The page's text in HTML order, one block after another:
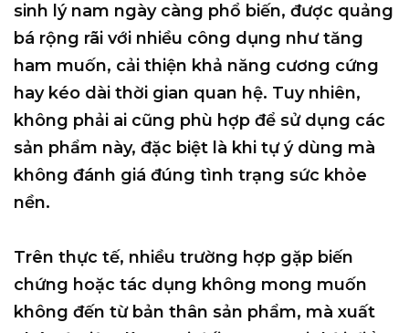
sinh lý nam ngày càng phổ biến, được quảng
bá rộng rãi với nhiều công dụng như tăng
ham muốn, cải thiện khả năng cương cứng
hay kéo dài thời gian quan hệ. Tuy nhiên,
không phải ai cũng phù hợp để sử dụng các
sản phẩm này, đặc biệt là khi tự ý dùng mà
không đánh giá đúng tình trạng sức khỏe
nền.
Trên thực tế, nhiều trường hợp gặp biến
chứng hoặc tác dụng không mong muốn
không đến từ bản thân sản phẩm, mà xuất